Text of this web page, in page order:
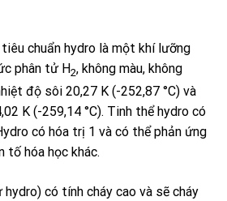
chuẩn hydro là một khí lưỡng
phân tử H2, không màu, không
độ sôi 20,27 K (-252,87 °C) và
K (-259,14 °C). Tinh thể hydro có
có hóa trị 1 và có thể phản ứng
tố hóa học khác.
hydro) có tính cháy cao và sẽ cháy